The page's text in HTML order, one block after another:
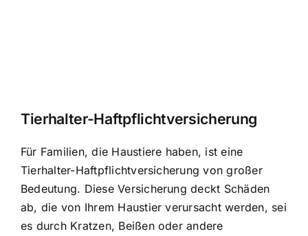
Tierhalter-Haftpflichtversicherung
Für Familien, die Haustiere haben, ist eine
Tierhalter-Haftpflichtversicherung von großer
Bedeutung. Diese Versicherung deckt Schäden
ab, die von Ihrem Haustier verursacht werden, sei
es durch Kratzen, Beißen oder andere